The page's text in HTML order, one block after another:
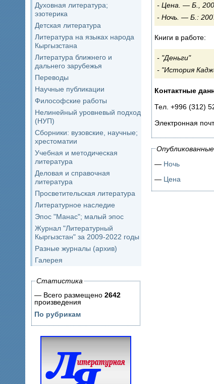
Духовная литература;
эзотерика
Детская литература
Литература на языках народа
Кыргызстана
Литература ближнего и
дальнего зарубежья
Переводы
Научные публикации
Философские работы
Нелинейный уровневый подход
(НУП)
Сборники: вузовские, научные;
хрестоматии
Учебная и методическая
литература
Деловая и справочная
литература
Просветительская литература
Литературное наследие
Эпос "Манас"; малый эпос
Журнал "Литературный
Кыргызстан" за 2009-2022 годы
Разные журналы (архив)
Галерея
Статистика
— Всего размещено 2642
произведения
По рубрикам
Цена. — Б.,
Ночь. — Б.:
Книги в работе:
"Деньги"
"История
Контактные
Тел. +996 (312)
Электронная
— Ночь
— Цена